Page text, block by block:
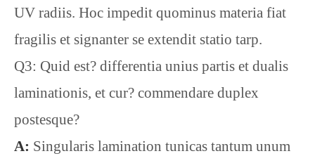
UV radiis. Hoc impedit quominus materia fiat
fragilis et signanter se extendit statio tarp.
Q3: Quid est? differentia unius partis et dualis
laminationis, et cur? commendare duplex
postesque?
A: Singularis lamination tunicas tantum unum